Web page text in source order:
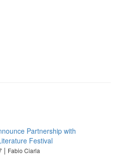
Partnership with
Festival
| Fabio Ciarla